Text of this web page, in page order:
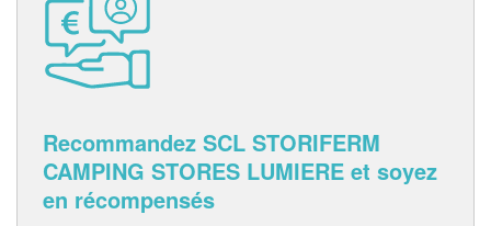
Recommandez SCL STORIFERM
CAMPING STORES LUMIERE et soyez
en récompensés